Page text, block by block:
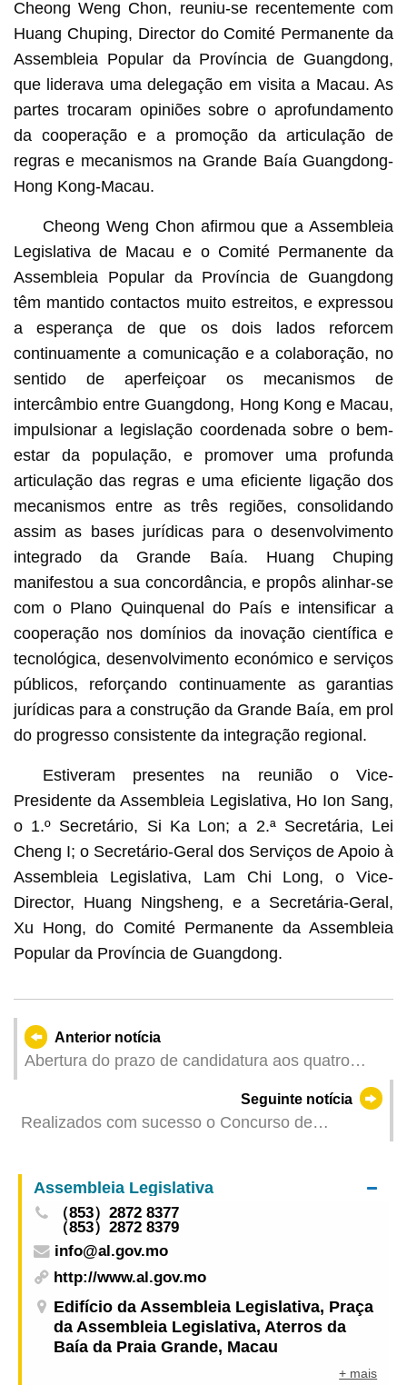
Cheong Weng Chon, reuniu-se recentemente com
Huang Chuping, Director do Comité Permanente da
Assembleia Popular da Província de Guangdong,
que liderava uma delegação em visita a Macau. As
partes trocaram opiniões sobre o aprofundamento
da cooperação e a promoção da articulação de
regras e mecanismos na Grande Baía Guangdong-
Hong Kong-Macau.
Cheong Weng Chon afirmou que a Assembleia
Legislativa de Macau e o Comité Permanente da
Assembleia Popular da Província de Guangdong
têm mantido contactos muito estreitos, e expressou
a esperança de que os dois lados reforcem
continuamente a comunicação e a colaboração, no
sentido de aperfeiçoar os mecanismos de
intercâmbio entre Guangdong, Hong Kong e Macau,
impulsionar a legislação coordenada sobre o bem-
estar da população, e promover uma profunda
articulação das regras e uma eficiente ligação dos
mecanismos entre as três regiões, consolidando
assim as bases jurídicas para o desenvolvimento
integrado da Grande Baía. Huang Chuping
manifestou a sua concordância, e propôs alinhar-se
com o Plano Quinquenal do País e intensificar a
cooperação nos domínios da inovação científica e
tecnológica, desenvolvimento económico e serviços
públicos, reforçando continuamente as garantias
jurídicas para a construção da Grande Baía, em prol
do progresso consistente da integração regional.
Estiveram presentes na reunião o Vice-
Presidente da Assembleia Legislativa, Ho Ion Sang,
o 1.º Secretário, Si Ka Lon; a 2.ª Secretária, Lei
Cheng I; o Secretário-Geral dos Serviços de Apoio à
Assembleia Legislativa, Lam Chi Long, o Vice-
Director, Huang Ningsheng, e a Secretária-Geral,
Xu Hong, do Comité Permanente da Assembleia
Popular da Província de Guangdong.
Anterior notícia
Abertura do prazo de candidatura aos quatro
Fundação Macau, a partir de 15 de Junho
Seguinte notícia
Realizados com sucesso o Concurso de
2026 e a actividade de experimentação de
consumo
Assembleia Legislativa
（853）2872 8377
（853）2872 8379
info@al.gov.mo
http://www.al.gov.mo
Edifício da Assembleia Legislativa, Praça
da Assembleia Legislativa, Aterros da
Baía da Praia Grande, Macau
+ mais